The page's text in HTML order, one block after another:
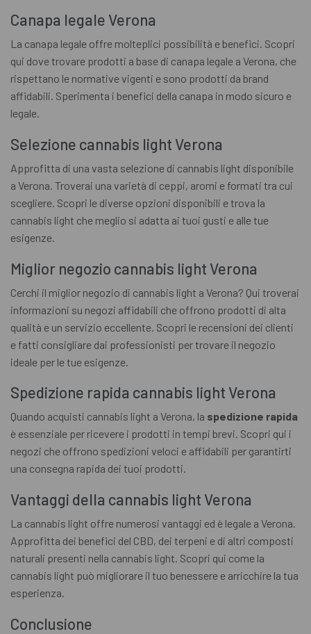
Canapa legale Verona
La canapa legale offre molteplici possibilità e benefici. Scopri
qui dove trovare prodotti a base di canapa legale a Verona, che
rispettano le normative vigenti e sono prodotti da brand
affidabili. Sperimenta i benefici della canapa in modo sicuro e
legale.
Selezione cannabis light Verona
Approfitta di una vasta selezione di cannabis light disponibile
a Verona. Troverai una varietà di ceppi, aromi e formati tra cui
scegliere. Scopri le diverse opzioni disponibili e trova la
cannabis light che meglio si adatta ai tuoi gusti e alle tue
esigenze.
Miglior negozio cannabis light Verona
Cerchi il miglior negozio di cannabis light a Verona? Qui troverai
informazioni su negozi affidabili che offrono prodotti di alta
qualità e un servizio eccellente. Scopri le recensioni dei clienti
e fatti consigliare dai professionisti per trovare il negozio
ideale per le tue esigenze.
Spedizione rapida cannabis light Verona
Quando acquisti cannabis light a Verona, la spedizione rapida
è essenziale per ricevere i prodotti in tempi brevi. Scopri qui i
negozi che offrono spedizioni veloci e affidabili per garantirti
una consegna rapida dei tuoi prodotti.
Vantaggi della cannabis light Verona
La cannabis light offre numerosi vantaggi ed è legale a Verona.
Approfitta dei benefici del CBD, dei terpeni e di altri composti
naturali presenti nella cannabis light. Scopri qui come la
cannabis light può migliorare il tuo benessere e arricchire la tua
esperienza.
Conclusione